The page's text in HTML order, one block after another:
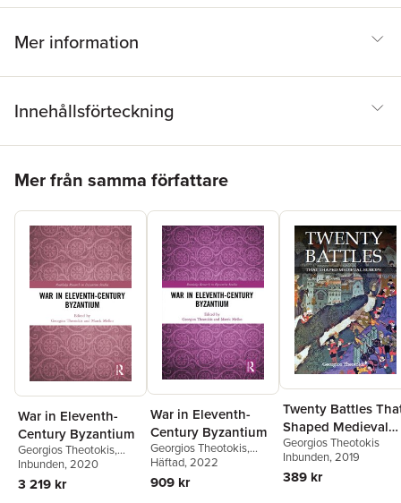
Mer information
Innehållsförteckning
Mer från samma författare
War in Eleventh-
Century Byzantium
Georgios Theotokis,
Marek Meško
Inbunden, 2020
3 219 kr
War in Eleventh-
Century Byzantium
Georgios Theotokis,
Marek Meško
Häftad, 2022
909 kr
Twenty Battles
Shaped Medieval
Europe
Georgios Theotokis
Inbunden, 2019
389 kr